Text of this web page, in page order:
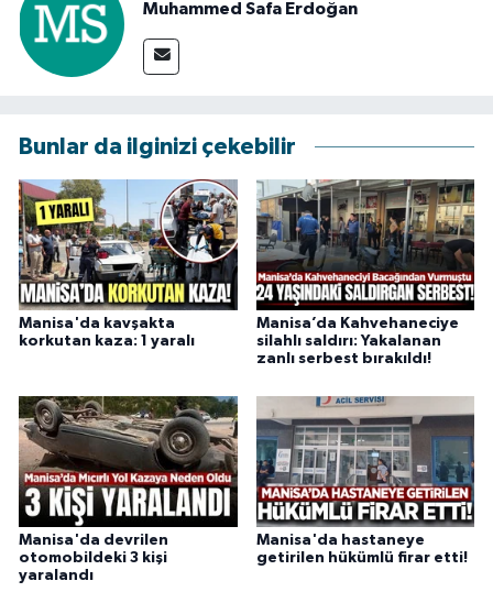
Muhammed Safa Erdoğan
Bunlar da ilginizi çekebilir
Manisa'da kavşakta
korkutan kaza: 1 yaralı
Manisa’da Kahvehaneciye
silahlı saldırı: Yakalanan
zanlı serbest bırakıldı!
Manisa'da devrilen
otomobildeki 3 kişi
yaralandı
Manisa'da hastaneye
getirilen hükümlü firar etti!